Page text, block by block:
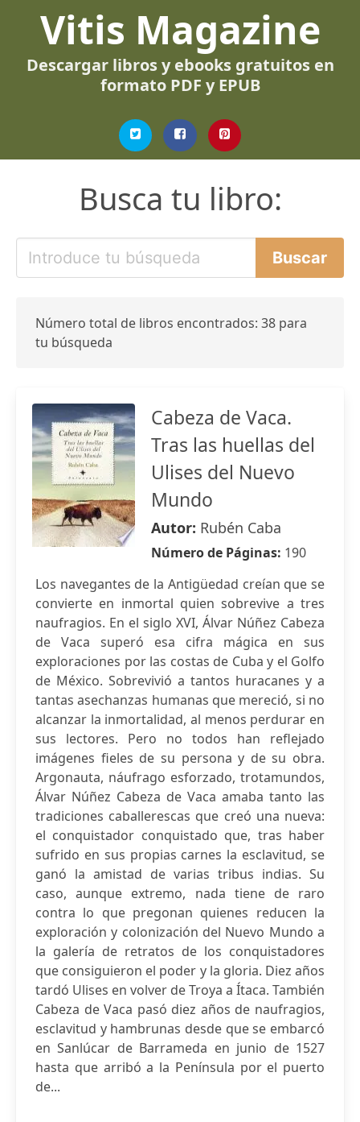
Vitis Magazine
Descargar libros y ebooks gratuitos en
formato PDF y EPUB
Busca tu libro:
Número total de libros encontrados: 38 para
tu búsqueda
Cabeza de Vaca.
Tras las huellas del
Ulises del Nuevo
Mundo
Autor: Rubén Caba
Número de Páginas: 190
Los navegantes de la Antigüedad creían que se
convierte en inmortal quien sobrevive a tres
naufragios. En el siglo XVI, Álvar Núñez Cabeza
de Vaca superó esa cifra mágica en sus
exploraciones por las costas de Cuba y el Golfo
de México. Sobrevivió a tantos huracanes y a
tantas asechanzas humanas que mereció, si no
alcanzar la inmortalidad, al menos perdurar en
sus lectores. Pero no todos han reflejado
imágenes fieles de su persona y de su obra.
Argonauta, náufrago esforzado, trotamundos,
Álvar Núñez Cabeza de Vaca amaba tanto las
tradiciones caballerescas que creó una nueva:
el conquistador conquistado que, tras haber
sufrido en sus propias carnes la esclavitud, se
ganó la amistad de varias tribus indias. Su
caso, aunque extremo, nada tiene de raro
contra lo que pregonan quienes reducen la
exploración y colonización del Nuevo Mundo a
la galería de retratos de los conquistadores
que consiguieron el poder y la gloria. Diez años
tardó Ulises en volver de Troya a Ítaca. También
Cabeza de Vaca pasó diez años de naufragios,
esclavitud y hambrunas desde que se embarcó
en Sanlúcar de Barrameda en junio de 1527
hasta que arribó a la Península por el puerto
de...